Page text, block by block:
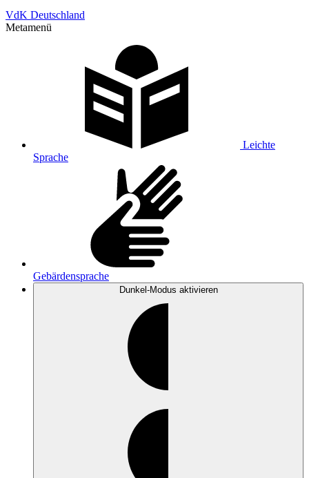
VdK Deutschland
Metamenü
Leichte
Sprache
Gebärdensprache
Dunkel-Modus aktivieren